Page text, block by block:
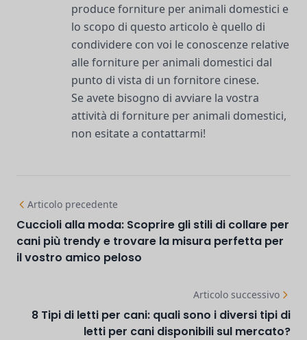
produce forniture per animali domestici e
lo scopo di questo articolo è quello di
condividere con voi le conoscenze relative
alle forniture per animali domestici dal
punto di vista di un fornitore cinese.
Se avete bisogno di avviare la vostra
attività di forniture per animali domestici,
non esitate a contattarmi!
Articolo precedente
Cuccioli alla moda: Scoprire gli stili di collare per
cani più trendy e trovare la misura perfetta per
il vostro amico peloso
Articolo successivo
8 Tipi di letti per cani: quali sono i diversi tipi di
letti per cani disponibili sul mercato?